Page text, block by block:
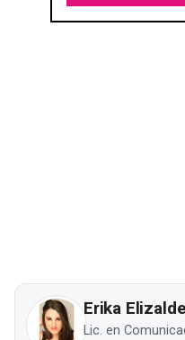
Erika Elizalde
Lic. en